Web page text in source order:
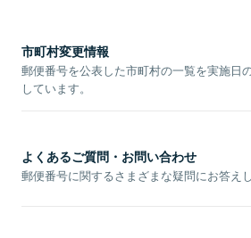
市町村変更情報
郵便番号を公表した市町村の一覧を実施日
しています。
よくあるご質問・お問い合わせ
郵便番号に関するさまざまな疑問にお答えし